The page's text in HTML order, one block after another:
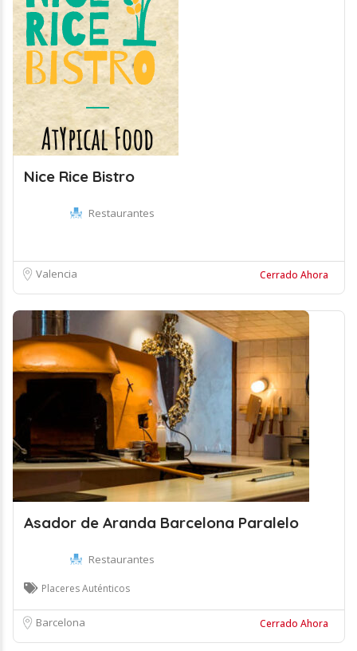
Nice Rice Bistro
Restaurantes
Valencia Cerrado Ahora
Asador de Aranda Barcelona Paralelo
Restaurantes
Placeres Auténticos
Barcelona Cerrado Ahora